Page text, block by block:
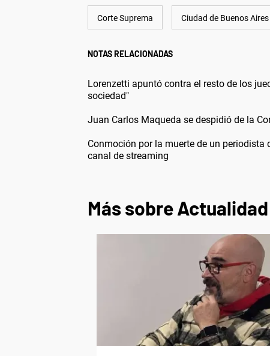
Corte Suprema Ciudad de Buenos Aires
NOTAS RELACIONADAS
Lorenzetti apuntó contra el resto de los
sociedad"
Juan Carlos Maqueda se despidió de la
Conmoción por la muerte de un
canal de streaming
Más sobre Actualidad